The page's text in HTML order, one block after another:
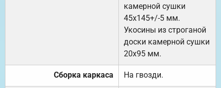
камерной сушки
45х145+/-5 мм.
Укосины из строганой
доски камерной сушки
20х95 мм.
Сборка каркаса На гвозди.